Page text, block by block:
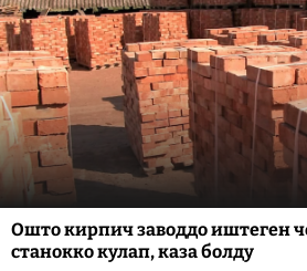
Ошто кирпич заводдо иштеген
станокко кулап, каза болду